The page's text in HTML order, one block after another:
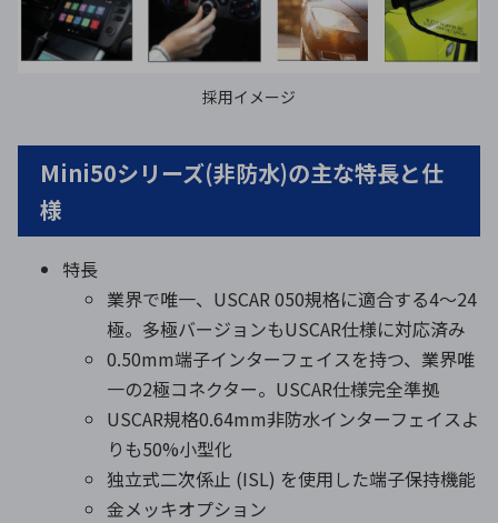
採用イメージ
Mini50シリーズ(非防水)の主な特長と仕
様
特長
業界で唯一、USCAR 050規格に適合する4～24
極。多極バージョンもUSCAR仕様に対応済み
0.50mm端子インターフェイスを持つ、業界唯
一の2極コネクター。USCAR仕様完全準拠
USCAR規格0.64mm非防水インターフェイスよ
りも50%小型化
独立式二次係止 (ISL) を使用した端子保持機能
金メッキオプション